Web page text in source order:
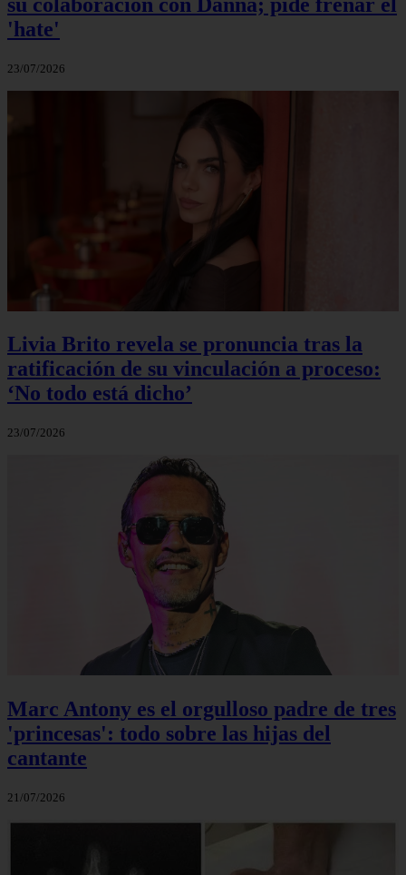
'hate'
23/07/2026
Livia Brito revela se pronuncia tras la
ratificación de su vinculación a proceso:
‘No todo está dicho’
23/07/2026
Marc Antony es el orgulloso padre de tres
'princesas': todo sobre las hijas del
cantante
21/07/2026